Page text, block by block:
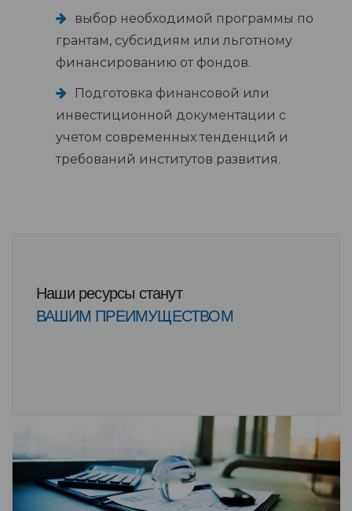
выбор необходимой программы по
грантам, субсидиям или льготному
финансированию от фондов.
Подготовка финансовой или
инвестиционной документации с
учетом современных тенденций и
требований институтов развития.
Наши ресурсы станут
ВАШИМ ПРЕИМУЩЕСТВОМ